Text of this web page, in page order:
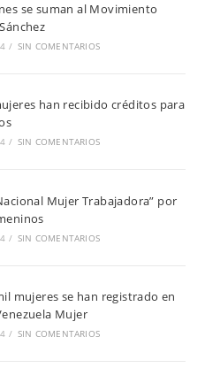
se suman al Movimiento
/ SIN COMENTARIOS
han recibido créditos para
/ SIN COMENTARIOS
Mujer Trabajadora” por
/ SIN COMENTARIOS
mujeres se han registrado en
Mujer
/ SIN COMENTARIOS